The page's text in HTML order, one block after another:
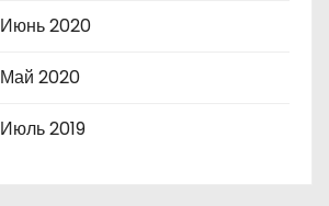
Июнь 2020
Май 2020
Июль 2019